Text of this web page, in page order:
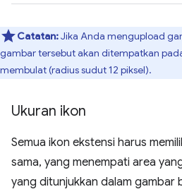
Catatan:Jika Anda mengupload
gambar tersebut akan ditempatkan
membulat (radius sudut 12 piksel).
Ukuran ikon
Semua ikon ekstensi harus
sama, yang menempati area
yang ditunjukkan dalam gambar